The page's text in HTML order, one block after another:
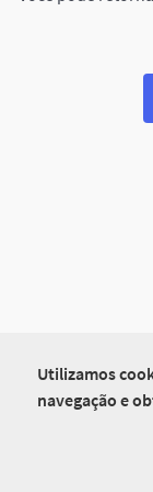
Utilizamos
navegação e